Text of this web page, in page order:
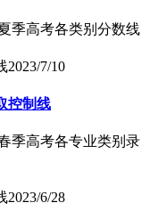
季高考各类别分数线
2023/7/10
控制线
季高考各专业类别录
2023/6/28